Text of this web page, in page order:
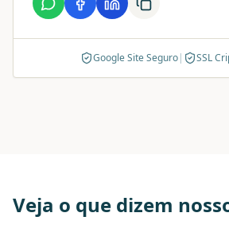
Google Site Seguro| SSL
Veja o que dizem